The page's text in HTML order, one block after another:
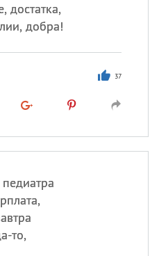
достатка,
добра!
37
то,
Акакий,Василий
Еще
Антонина
Еще